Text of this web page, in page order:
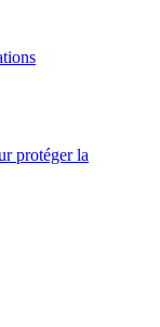
protéger la